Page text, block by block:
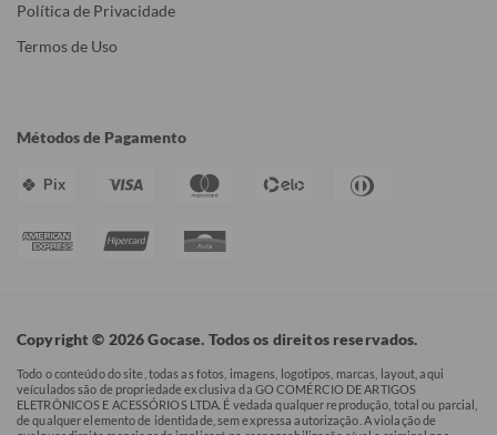
Política de Privacidade
Termos de Uso
Métodos de Pagamento
Pix
Copyright © 2026 Gocase. Todos os direitos reservados.
Todo o conteúdo do site, todas as fotos, imagens, logotipos, marcas, layout, aqui
veículados são de propriedade exclusiva da GO COMÉRCIO DE ARTIGOS
ELETRÔNICOS E ACESSÓRIOS LTDA. É vedada qualquer reprodução, total ou parcial,
de qualquer elemento de identidade, sem expressa autorização. A violação de